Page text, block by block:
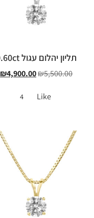
תליון יהלום עגול 0.60ct
₪5,500.00
₪4,900.00
Like
4